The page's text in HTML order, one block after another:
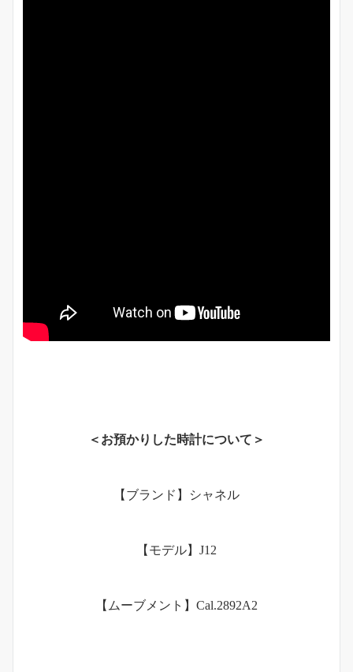
＜お預かりした時計について＞
【ブランド】シャネル
【モデル】J12
【ムーブメント】Cal.2892A2